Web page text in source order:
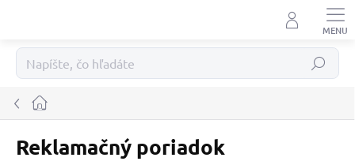
Hľadať
Domov
Reklamačný poriadok